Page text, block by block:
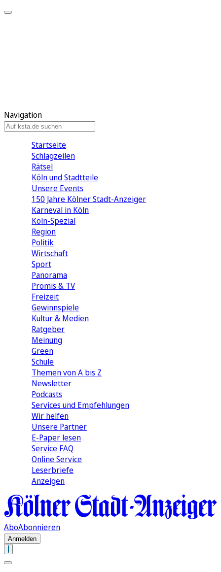
Navigation
Startseite
Schlagzeilen
Rätsel
Köln und Stadtteile
Unsere Events
150 Jahre Kölner Stadt-Anzeiger
Karneval in Köln
Köln-Spezial
Region
Politik
Wirtschaft
Sport
Panorama
Promis & TV
Freizeit
Gewinnspiele
Kultur & Medien
Ratgeber
Meinung
Green
Schule
Themen von A bis Z
Newsletter
Podcasts
Services und Empfehlungen
Wir helfen
Unsere Partner
E-Paper lesen
Service FAQ
Online Service
Leserbriefe
Anzeigen
AboAbonnieren
Anmelden